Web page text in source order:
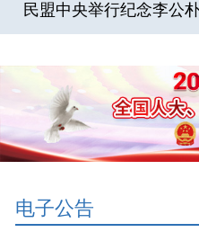
民盟中央举行纪念李公
电子公告